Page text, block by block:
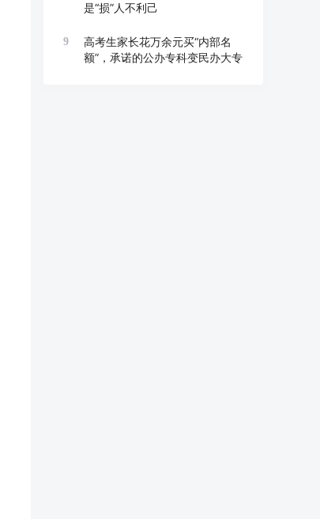
是“损”人不利己
9
高考生家长花万余元买“内部名
额”，承诺的公办专科变民办大专